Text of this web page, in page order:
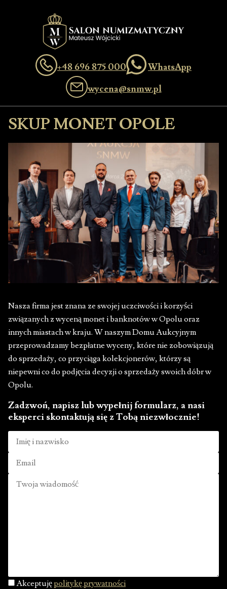
+48 696 875 000
WhatsApp
wycena@snmw.pl
SKUP MONET OPOLE
Nasza firma jest znana ze swojej uczciwości i korzyści
związanych z wyceną monet i banknotów w Opolu oraz
innych miastach w kraju. W naszym Domu Aukcyjnym
przeprowadzamy bezpłatne wyceny, które nie zobowiązują
do sprzedaży, co przyciąga kolekcjonerów, którzy są
niepewni co do podjęcia decyzji o sprzedaży swoich dóbr w
Opolu.
Zadzwoń, napisz lub wypełnij formularz, a nasi
eksperci skontaktują się z Tobą niezwłocznie!
Akceptujępolitykę prywatności